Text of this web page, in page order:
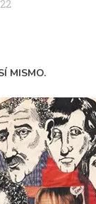
MISMO.